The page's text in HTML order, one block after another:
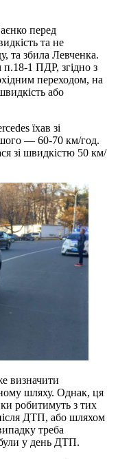
перед
та не
та збила Левченка.
1 ПДР, згідно з
переходом, на
або
їхав зі
— 60-70 км/год.
зі швидкістю 50 км/
визначити
шляху. Однак, ця
робитимуть з тих
ДТП, або шляхом
треба
у день ДТП.